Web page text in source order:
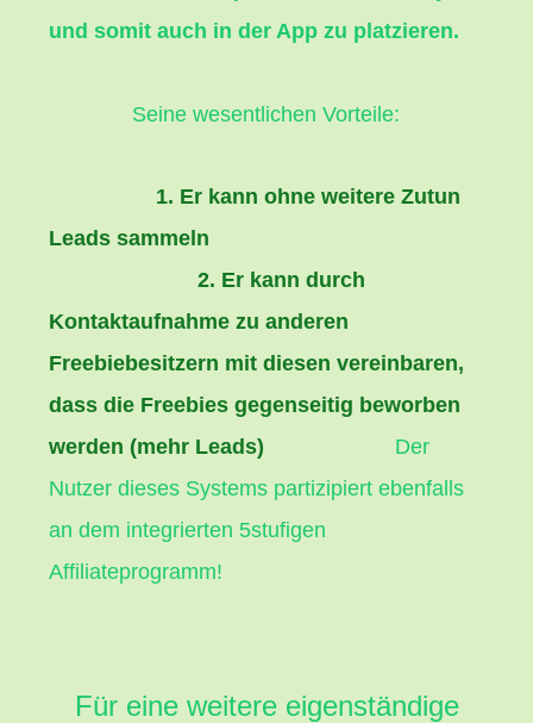
und somit auch in der App zu platzieren.
Seine wesentlichen Vorteile:
1. Er kann ohne weitere Zutun
Leads sammeln
2. Er kann durch
Kontaktaufnahme zu anderen
Freebiebesitzern mit diesen vereinbaren,
dass die Freebies gegenseitig beworben
werden (mehr Leads)
Der
Nutzer dieses Systems partizipiert ebenfalls
an dem integrierten 5stufigen
Affiliateprogramm!
Für eine weitere eigenständige